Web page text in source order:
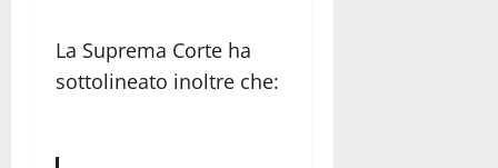
La Suprema Corte ha
sottolineato inoltre che: